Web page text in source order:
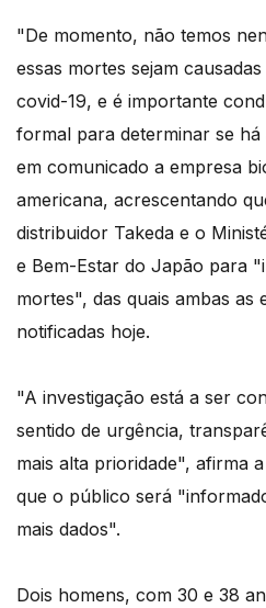
"De momento, não temos
essas mortes sejam
covid-19, e é importante
formal para determinar se há
em comunicado a empresa
americana, acrescentando
distribuidor Takeda e o
e Bem-Estar do Japão para
mortes", das quais ambas as
notificadas hoje.
"A investigação está a ser
sentido de urgência,
mais alta prioridade", afirma
que o público será
mais dados".
Dois homens, com 30 e 38